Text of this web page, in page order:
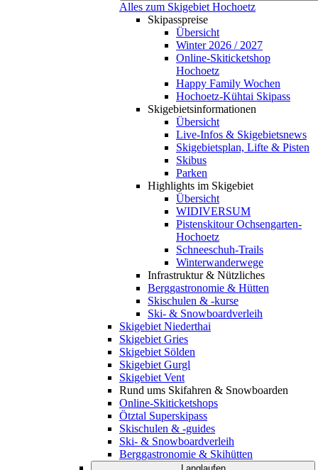
Alles zum Skigebiet Hochoetz
Skipasspreise
Übersicht
Winter 2026 / 2027
Online-Skiticketshop
Hochoetz
Happy Family Wochen
Hochoetz-Kühtai Skipass
Skigebietsinformationen
Übersicht
Live-Infos & Skigebietsnews
Skigebietsplan, Lifte & Pisten
Skibus
Parken
Highlights im Skigebiet
Übersicht
WIDIVERSUM
Pistenskitour Ochsengarten-
Hochoetz
Schneeschuh-Trails
Winterwanderwege
Infrastruktur & Nützliches
Berggastronomie & Hütten
Skischulen & -kurse
Ski- & Snowboardverleih
Skigebiet Niederthai
Skigebiet Gries
Skigebiet Sölden
Skigebiet Gurgl
Skigebiet Vent
Rund ums Skifahren & Snowboarden
Online-Skiticketshops
Ötztal Superskipass
Skischulen & -guides
Ski- & Snowboardverleih
Berggastronomie & Skihütten